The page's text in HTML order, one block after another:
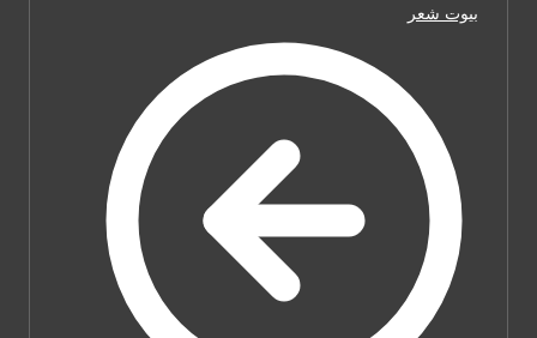
بيوت شعر